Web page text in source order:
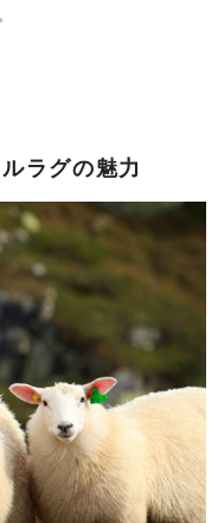
ラグの魅力